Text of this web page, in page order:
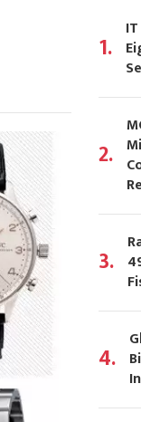
1.
2.
3.
4.